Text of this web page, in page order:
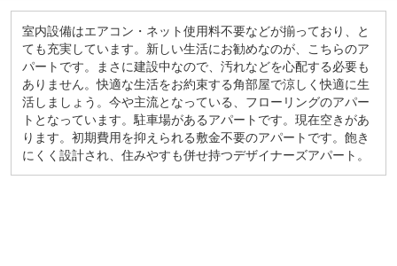
室内設備はエアコン・ネット使用料不要などが揃っており、と
ても充実しています。新しい生活にお勧めなのが、こちらのア
パートです。まさに建設中なので、汚れなどを心配する必要も
ありません。快適な生活をお約束する角部屋で涼しく快適に生
活しましょう。今や主流となっている、フローリングのアパー
トとなっています。駐車場があるアパートです。現在空きがあ
ります。初期費用を抑えられる敷金不要のアパートです。飽き
にくく設計され、住みやすも併せ持つデザイナーズアパート。